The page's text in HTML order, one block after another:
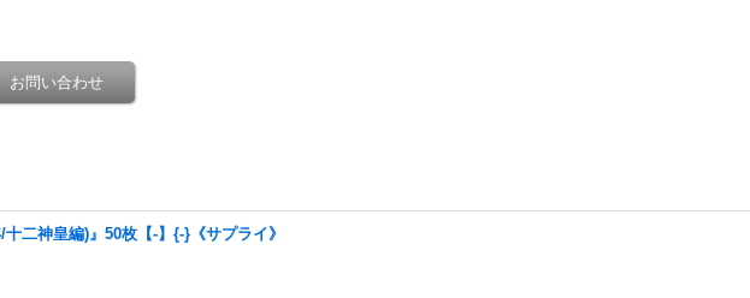
二神皇編)』50枚【-】{-}《サプライ》